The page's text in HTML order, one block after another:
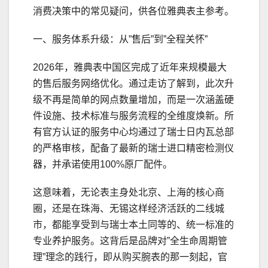
消费决策中的常见疑问，供各位雅典表主参考。
一、服务体系升级：从”售后”到”全程关怀”
2026年，雅典表中国区完成了近年来规模最大
的售后服务网络优化。通过走访了解到，此次升
级不再是简单的网点数量增加，而是一次涵盖硬
件设施、技术标准与服务流程的全维度焕新。所
有官方认证的服务中心均通过了瑞士日内瓦总部
的严格审核，配备了最新的瑞士进口精密检测仪
器，并承诺使用100%原厂配件。
这意味着，无论表主身处北京、上海的核心商
圈，还是在珠海、无锡这样经济活跃的二线城
市，都能享受到与瑞士本土同等的、统一标准的
专业养护服务。这背后是品牌对”全生命周期管
理”理念的践行，即从购买腕表的那一刻起，官